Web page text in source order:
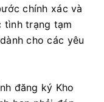
chính xác và
tình trạng tạm
cho các yêu
đăng ký Kho